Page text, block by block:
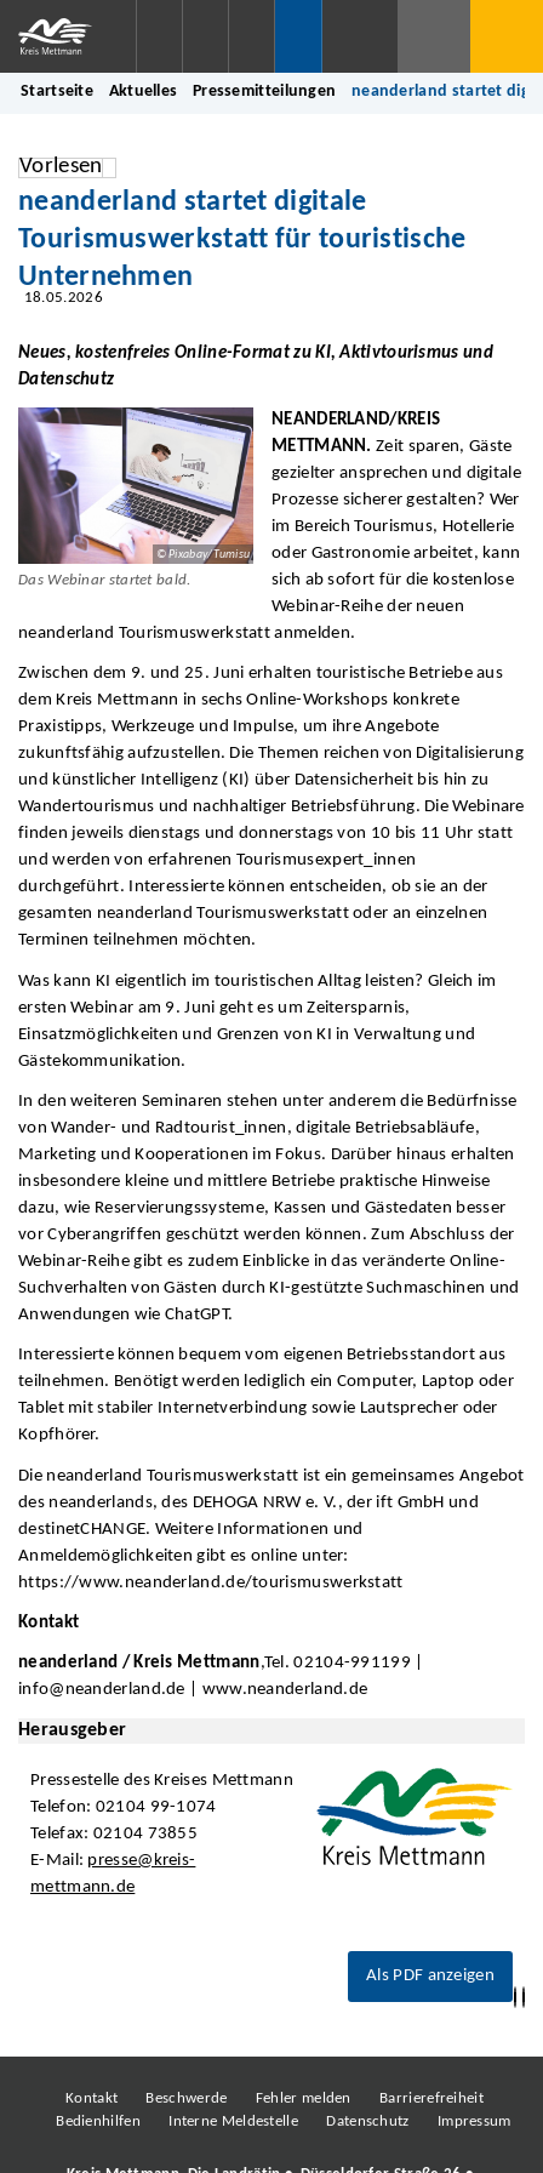
Startseite Aktuelles Pressemitteilungen neanderland startet
Vorlesen
neanderland startet digitale
Tourismuswerkstatt für touristische
Unternehmen
18.05.2026
Neues, kostenfreies Online-Format zu KI, Aktivtourismus und
Datenschutz
© Pixabay/Tumisu
Das Webinar startet bald.
NEANDERLAND/KREIS
METTMANN. Zeit sparen, Gäste
gezielter ansprechen und digitale
Prozesse sicherer gestalten? Wer
im Bereich Tourismus, Hotellerie
oder Gastronomie arbeitet, kann
sich ab sofort für die kostenlose
Webinar-Reihe der neuen
neanderland Tourismuswerkstatt anmelden.
Zwischen dem 9. und 25. Juni erhalten touristische Betriebe aus
dem Kreis Mettmann in sechs Online-Workshops konkrete
Praxistipps, Werkzeuge und Impulse, um ihre Angebote
zukunftsfähig aufzustellen. Die Themen reichen von Digitalisierung
und künstlicher Intelligenz (KI) über Datensicherheit bis hin zu
Wandertourismus und nachhaltiger Betriebsführung. Die Webinare
finden jeweils dienstags und donnerstags von 10 bis 11 Uhr statt
und werden von erfahrenen Tourismusexpert_innen
durchgeführt. Interessierte können entscheiden, ob sie an der
gesamten neanderland Tourismuswerkstatt oder an einzelnen
Terminen teilnehmen möchten.
Was kann KI eigentlich im touristischen Alltag leisten? Gleich im
ersten Webinar am 9. Juni geht es um Zeitersparnis,
Einsatzmöglichkeiten und Grenzen von KI in Verwaltung und
Gästekommunikation.
In den weiteren Seminaren stehen unter anderem die Bedürfnisse
von Wander- und Radtourist_innen, digitale Betriebsabläufe,
Marketing und Kooperationen im Fokus. Darüber hinaus erhalten
insbesondere kleine und mittlere Betriebe praktische Hinweise
dazu, wie Reservierungssysteme, Kassen und Gästedaten besser
vor Cyberangriffen geschützt werden können. Zum Abschluss der
Webinar-Reihe gibt es zudem Einblicke in das veränderte Online-
Suchverhalten von Gästen durch KI-gestützte Suchmaschinen und
Anwendungen wie ChatGPT.
Interessierte können bequem vom eigenen Betriebsstandort aus
teilnehmen. Benötigt werden lediglich ein Computer, Laptop oder
Tablet mit stabiler Internetverbindung sowie Lautsprecher oder
Kopfhörer.
Die neanderland Tourismuswerkstatt ist ein gemeinsames Angebot
des neanderlands, des DEHOGA NRW e. V., der ift GmbH und
destinetCHANGE. Weitere Informationen und
Anmeldemöglichkeiten gibt es online unter:
https://www.neanderland.de/tourismuswerkstatt
Kontakt
neanderland / Kreis Mettmann,Tel. 02104-991199 |
info@neanderland.de | www.neanderland.de
Herausgeber
Pressestelle des Kreises Mettmann
Telefon: 02104 99-1074
Telefax: 02104 73855
E-Mail: presse@kreis-
mettmann.de
Als PDF anzeigen
Kontakt Beschwerde Fehler melden
Barrierefreiheit
Bedienhilfen
Interne Meldestelle Datenschutz Impressum